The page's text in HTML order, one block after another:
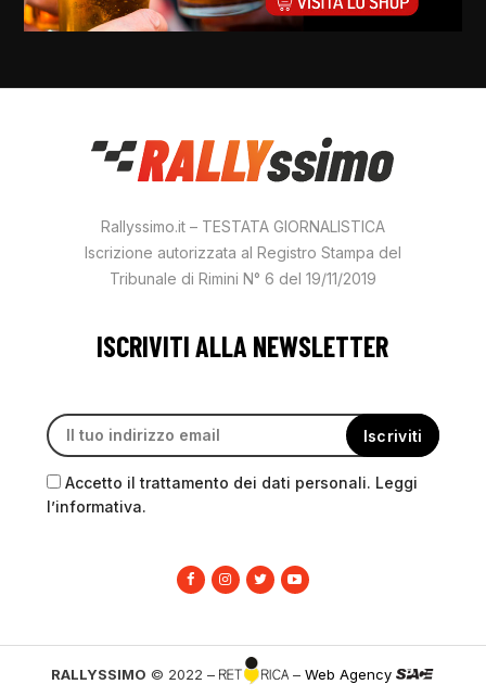
Rallyssimo.it – TESTATA GIORNALISTICA
Iscrizione autorizzata al Registro Stampa del
Tribunale di Rimini N° 6 del 19/11/2019
ISCRIVITI ALLA NEWSLETTER
Accetto il trattamento dei dati personali. Leggi
l’informativa.
RALLYSSIMO © 2022 – –Web Agency